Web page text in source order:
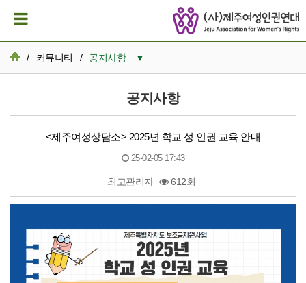
/ 커뮤니티 / 공지사항 ▼
활동일지
뉴스레터 아카이브
활동가 이모저모
성명서/논평
발간자료
공지사항
<제주여성상담소> 2025년 학교 성 인권 교육 안내
25-02-05 17:43
최고관리자 612회